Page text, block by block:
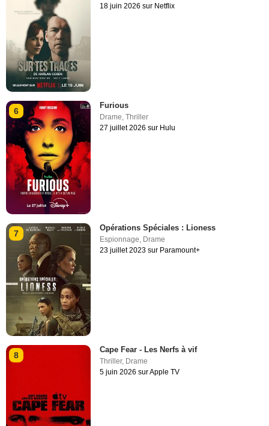
18 juin 2026 sur Netflix
6
Furious
Drame,Thriller
27 juillet 2026 sur Hulu
7
Opérations Spéciales : Lioness
Espionnage Drame
23 juillet 2023 sur Paramount+
8
Cape Fear - Les Nerfs à vif
Thriller, Drame
5 juin 2026 sur Apple TV